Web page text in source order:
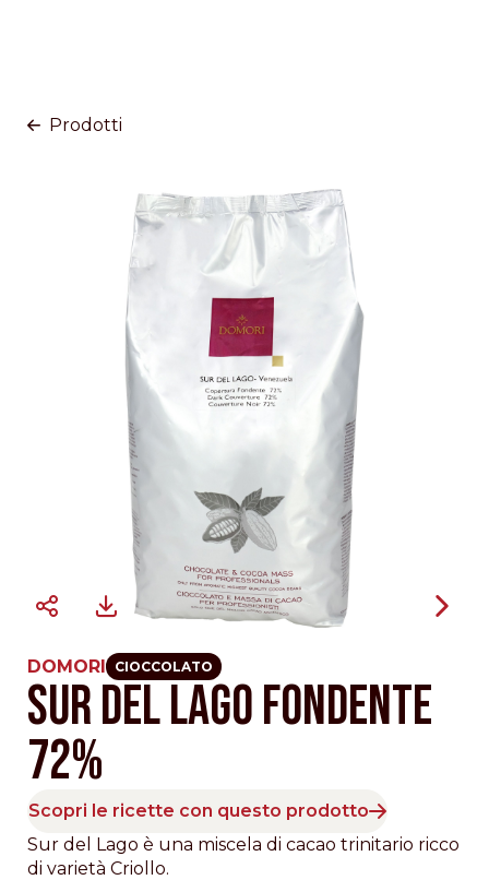
Prodotti
DOMORI CIOCCOLATO
SUR DEL LAGO FONDENTE
72%
Scopri le ricette con questo prodotto
Sur del Lago è una miscela di cacao trinitario ricco
di varietà Criollo.